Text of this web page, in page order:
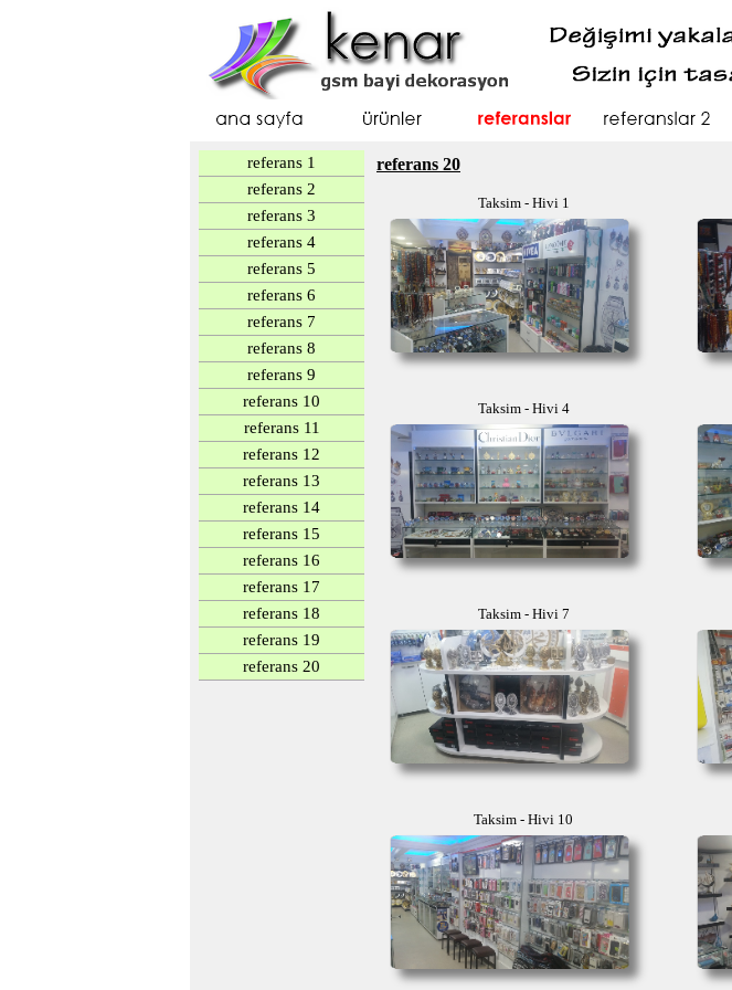
referans 1
referans 2
referans 3
referans 4
referans 5
referans 6
referans 7
referans 8
referans 9
referans 10
referans 11
referans 12
referans 13
referans 14
referans 15
referans 16
referans 17
referans 18
referans 19
referans 20
referans 20
Taksim - Hivi 1
Taksim - Hivi 4
Taksim - Hivi 7
Taksim - Hivi 10